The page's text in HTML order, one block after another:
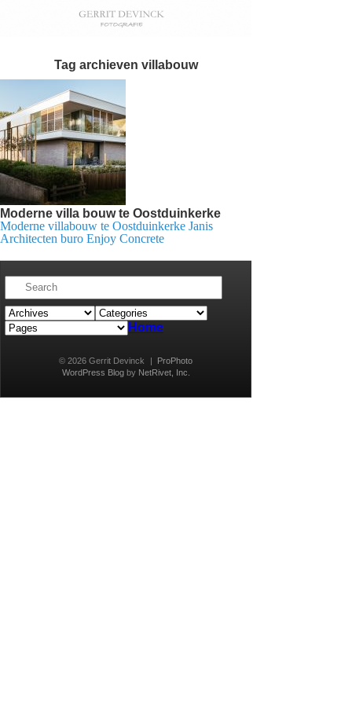
Tag archieven villabouw
Moderne villa bouw te Oostduinkerke
Moderne villabouw te Oostduinkerke Janis
Architecten buro Enjoy Concrete
Home
© 2026 Gerrit Devinck |
ProPhoto
WordPress Blogby NetRivet, Inc.